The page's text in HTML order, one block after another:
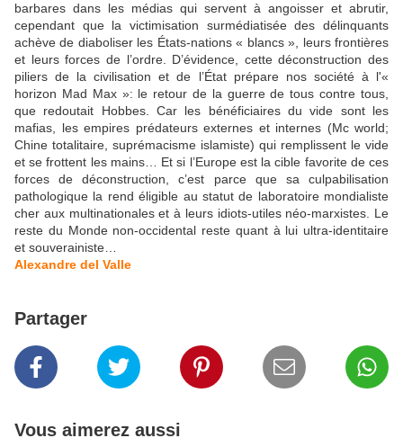
barbares dans les médias qui servent à angoisser et abrutir,
cependant que la victimisation surmédiatisée des délinquants
achève de diaboliser les États-nations « blancs », leurs frontières
et leurs forces de l’ordre. D’évidence, cette déconstruction des
piliers de la civilisation et de l’État prépare nos société à l'«
horizon Mad Max »: le retour de la guerre de tous contre tous,
que redoutait Hobbes. Car les bénéficiaires du vide sont les
mafias, les empires prédateurs externes et internes (Mc world;
Chine totalitaire, suprémacisme islamiste) qui remplissent le vide
et se frottent les mains… Et si l’Europe est la cible favorite de ces
forces de déconstruction, c’est parce que sa culpabilisation
pathologique la rend éligible au statut de laboratoire mondialiste
cher aux multinationales et à leurs idiots-utiles néo-marxistes. Le
reste du Monde non-occidental reste quant à lui ultra-identitaire
et souverainiste…
Alexandre del Valle
Partager
Vous aimerez aussi